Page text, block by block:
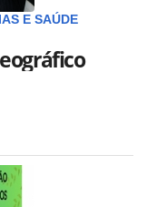
E SAÚDE